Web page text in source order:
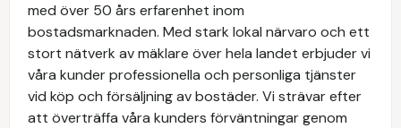
med över 50 års erfarenhet inom
bostadsmarknaden. Med stark lokal närvaro och ett
stort nätverk av mäklare över hela landet erbjuder vi
våra kunder professionella och personliga tjänster
vid köp och försäljning av bostäder. Vi strävar efter
att överträffa våra kunders förväntningar genom